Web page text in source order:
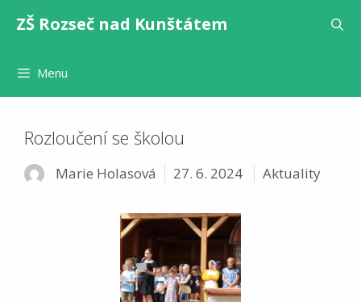
ZŠ Rozseč nad Kunštátem
Menu
Rozloučení se školou
Marie Holasová 27. 6. 2024 Rubriky
Aktuality